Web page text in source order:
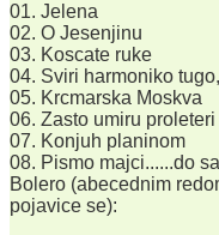
01. Jelena
02. O Jesenjinu
03. Koscate ruke
04. Sviri harmoniko
05. Krcmarska Moskva
06. Zasto umiru proleteri
07. Konjuh planinom
08. Pismo majci......do
Bolero (abecednim
pojavice se):